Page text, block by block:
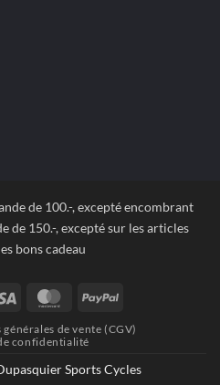
de 100.-, excepté encombrant
de 150.-, excepté sur les articles
bons cadeau
Visa MasterCardPayPal
de vente (CGV)
confidentialité
Sports Cycles